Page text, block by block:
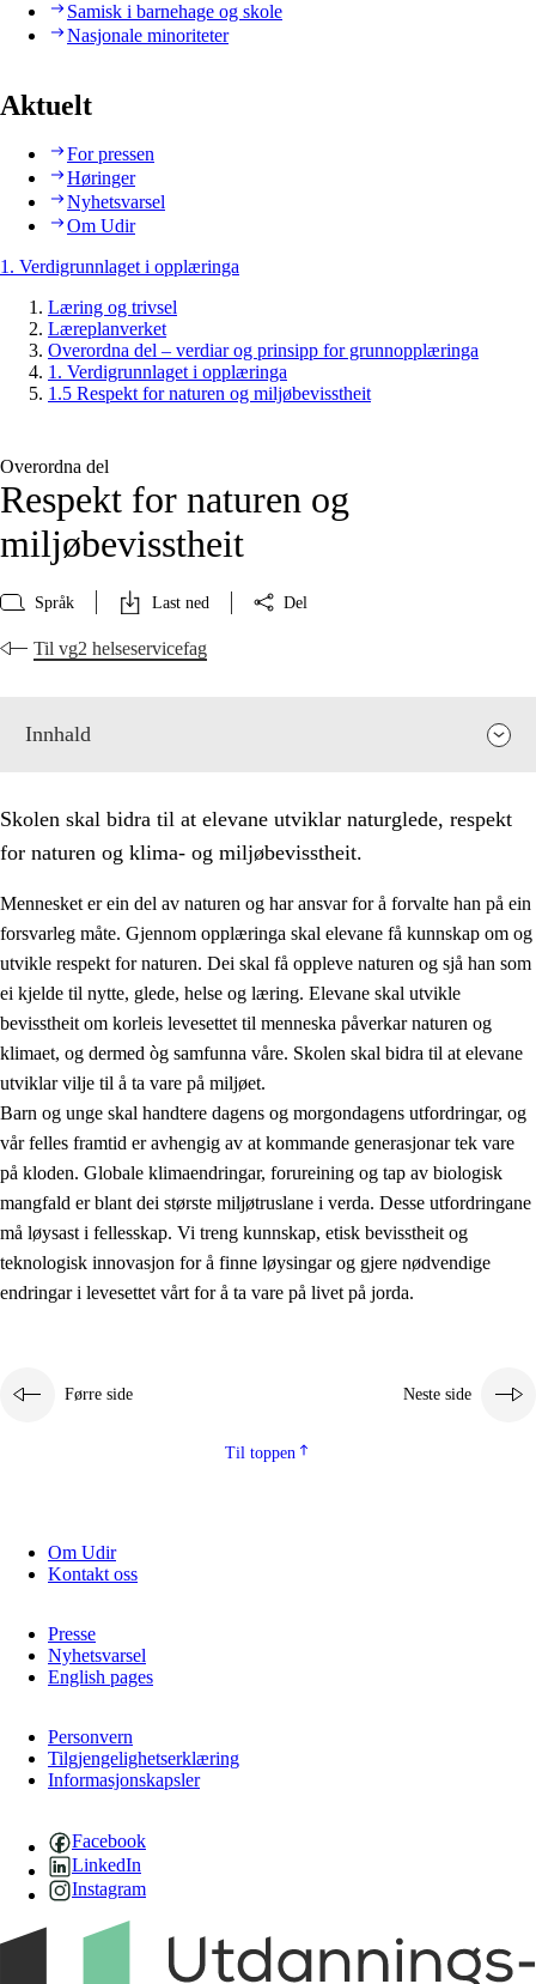
Samisk i barnehage og skole
Nasjonale minoriteter
Aktuelt
For pressen
Høringer
Nyhetsvarsel
Om Udir
1. Verdigrunnlaget i opplæringa
Læring og trivsel
Læreplanverket
Overordna del – verdiar og prinsipp for grunnopplæringa
1. Verdigrunnlaget i opplæringa
1.5 Respekt for naturen og miljøbevisstheit
Overordna del
Respekt for naturen og
miljøbevisstheit
Språk Last ned Del
Til vg2 helseservicefag
Innhald
1. Verdigrunnlaget i opplæringa
1.1 Menneskeverdet
1.2 Identitet og kulturelt mangfald
1.3 Kritisk tenking og etisk bevisstheit
1.4 Skaparglede, engasjement og utforskartrong
1.5 Respekt for naturen og miljøbevisstheit
Skolen skal bidra til at elevane utviklar naturglede, respekt
for naturen og klima- og miljøbevisstheit.
Mennesket er ein del av naturen og har ansvar for å forvalte han på ein
forsvarleg måte. Gjennom opplæringa skal elevane få kunnskap om og
utvikle respekt for naturen. Dei skal få oppleve naturen og sjå han som
ei kjelde til nytte, glede, helse og læring. Elevane skal utvikle
bevisstheit om korleis levesettet til menneska påverkar naturen og
klimaet, og dermed òg samfunna våre. Skolen skal bidra til at elevane
utviklar vilje til å ta vare på miljøet.
Barn og unge skal handtere dagens og morgondagens utfordringar, og
vår felles framtid er avhengig av at kommande generasjonar tek vare
på kloden. Globale klimaendringar, forureining og tap av biologisk
mangfald er blant dei største miljøtruslane i verda. Desse utfordringane
må løysast i fellesskap. Vi treng kunnskap, etisk bevisstheit og
teknologisk innovasjon for å finne løysingar og gjere nødvendige
endringar i levesettet vårt for å ta vare på livet på jorda.
Førre side Neste side
Til toppen
Om Udir
Kontakt oss
Presse
Nyhetsvarsel
English pages
Personvern
Tilgjengelighetserklæring
Informasjonskapsler
Facebook
LinkedIn
Instagram